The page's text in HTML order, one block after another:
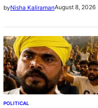
byNisha KaliramanAugust 8, 2026
POLITICAL